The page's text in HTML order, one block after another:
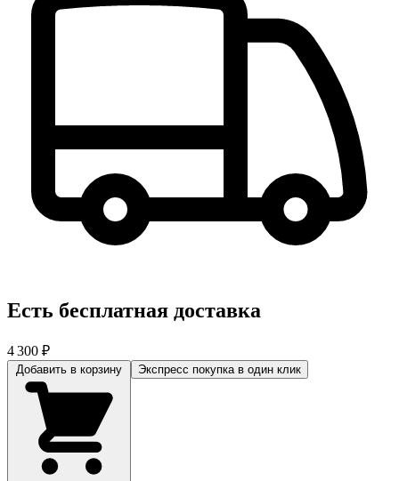
Есть бесплатная доставка
4 300 ₽
Экспресс покупка в один клик